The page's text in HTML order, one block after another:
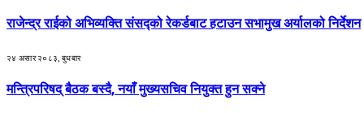
राजेन्द्र राईको अभिव्यक्ति संसद्को रेकर्डबाट हटाउन सभामुख अर्यालको निर्देशन
२४ असार २०८३, बुधबार
मन्त्रिपरिषद् बैठक बस्दै, नयाँ मुख्यसचिव नियुक्त हुन सक्ने